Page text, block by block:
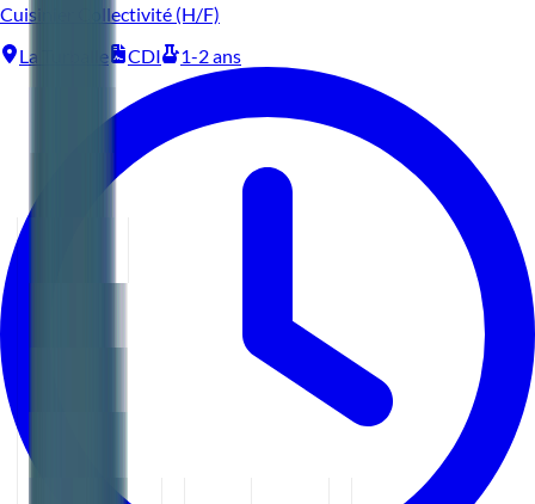
Cuisinier Collectivité (H/F)
La Turballe
CDI 1-2 ans